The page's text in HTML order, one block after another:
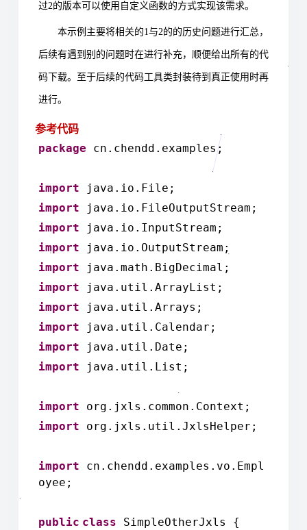
过2的版本可以使用自定义函数的方式实现该需求。
本示例主要将相关的1与2的的历史问题进行汇总，
后续有遇到别的问题时在进行补充，顺便给出所有的代
码下载。至于后续的代码工具类封装待到真正使用时再
进行。
参考代码
package cn.chendd.examples;
import java.io.File;
import java.io.FileOutputStream;
import java.io.InputStream;
import java.io.OutputStream;
import java.math.BigDecimal;
import java.util.ArrayList;
import java.util.Arrays;
import java.util.Calendar;
import java.util.Date;
import java.util.List;
import org.jxls.common.Context;
import org.jxls.util.JxlsHelper;
import cn.chendd.examples.vo.Empl
oyee;
public class SimpleOtherJxls {